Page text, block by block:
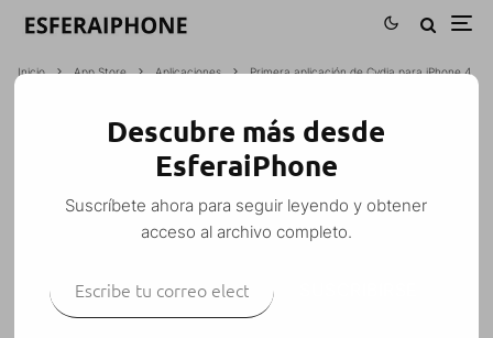
Inicio App Store Aplicaciones Primera aplicación de Cydia para iPhone 4
PRIMERA APLICACIÓN DE CYDIA PARA
IPHONE 4
M. Alejandro W. García Fuentes (Esfera) ·
Cydia iPhone iPhone 4 Noticias · 1 agosto, 2010
Descubre más desde
EsferaiPhone
Suscríbete ahora para seguir leyendo y obtener
acceso al archivo completo.